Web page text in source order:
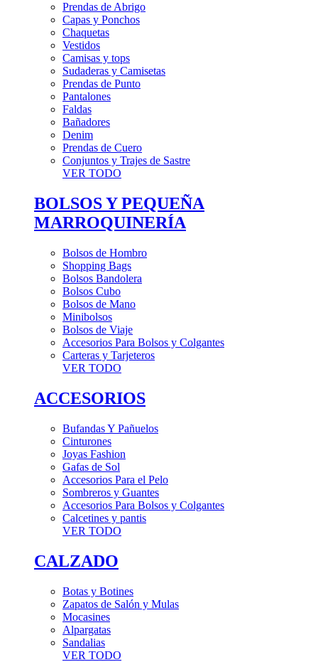
Prendas de Abrigo
Capas y Ponchos
Chaquetas
Vestidos
Camisas y tops
Sudaderas y Camisetas
Prendas de Punto
Pantalones
Faldas
Bañadores
Denim
Prendas de Cuero
Conjuntos y Trajes de Sastre
VER TODO
BOLSOS Y PEQUEÑA
MARROQUINERÍA
Bolsos de Hombro
Shopping Bags
Bolsos Bandolera
Bolsos Cubo
Bolsos de Mano
Minibolsos
Bolsos de Viaje
Accesorios Para Bolsos y Colgantes
Carteras y Tarjeteros
VER TODO
ACCESORIOS
Bufandas Y Pañuelos
Cinturones
Joyas Fashion
Gafas de Sol
Accesorios Para el Pelo
Sombreros y Guantes
Accesorios Para Bolsos y Colgantes
Calcetines y pantis
VER TODO
CALZADO
Botas y Botines
Zapatos de Salón y Mulas
Mocasines
Alpargatas
Sandalias
VER TODO